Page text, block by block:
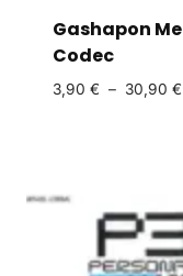
Gashapon
Codec
3,90 € – 30,90 €